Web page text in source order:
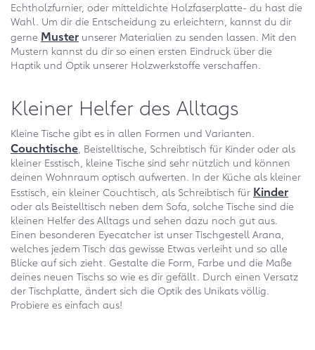
Echtholzfurnier, oder mitteldichte Holzfaserplatte- du hast die
Wahl. Um dir die Entscheidung zu erleichtern, kannst du dir
gerne Muster unserer Materialien zu senden lassen. Mit den
Mustern kannst du dir so einen ersten Eindruck über die
Haptik und Optik unserer Holzwerkstoffe verschaffen.
Kleiner Helfer des Alltags
Kleine Tische gibt es in allen Formen und Varianten.
Couchtische , Beistelltische, Schreibtisch für Kinder oder als
kleiner Esstisch, kleine Tische sind sehr nützlich und können
deinen Wohnraum optisch aufwerten. In der Küche als kleiner
Esstisch, ein kleiner Couchtisch, als Schreibtisch für Kinder
oder als Beistelltisch neben dem Sofa, solche Tische sind die
kleinen Helfer des Alltags und sehen dazu noch gut aus.
Einen besonderen Eyecatcher ist unser Tischgestell Arana,
welches jedem Tisch das gewisse Etwas verleiht und so alle
Blicke auf sich zieht. Gestalte die Form, Farbe und die Maße
deines neuen Tischs so wie es dir gefällt. Durch einen Versatz
der Tischplatte, ändert sich die Optik des Unikats völlig.
Probiere es einfach aus!